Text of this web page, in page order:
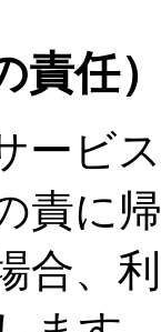
責任
ービ
責に
合、